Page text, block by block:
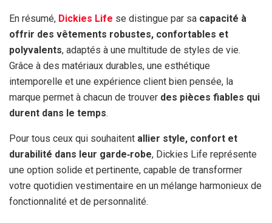
En résumé, Dickies Life se distingue par sa capacité à
offrir des vêtements robustes, confortables et
polyvalents, adaptés à une multitude de styles de vie.
Grâce à des matériaux durables, une esthétique
intemporelle et une expérience client bien pensée, la
marque permet à chacun de trouver des pièces fiables qui
durent dans le temps.
Pour tous ceux qui souhaitent allier style, confort et
durabilité dans leur garde‑robe, Dickies Life représente
une option solide et pertinente, capable de transformer
votre quotidien vestimentaire en un mélange harmonieux de
fonctionnalité et de personnalité.